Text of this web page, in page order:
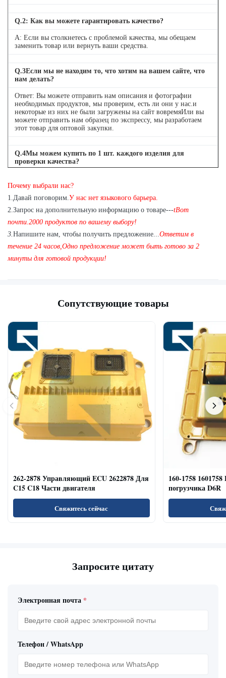
Q.2: Как вы можете гарантировать качество?
A: Если вы столкнетесь с проблемой качества, мы обещаем
заменить товар или вернуть ваши средства.
Q.3Если мы не находим то, что хотим на вашем сайте, что
нам делать?
Ответ: Вы можете отправить нам описания и фотографии
необходимых продуктов, мы проверим, есть ли они у нас.и
некоторые из них не были загружены на сайт вовремяИли вы
можете отправить нам образец по экспрессу, мы разработаем
этот товар для оптовой закупки.
Q.4Мы можем купить по 1 шт. каждого изделия для
проверки качества?
у нас есть товар, который вам нужен на складе
Почему выбрали нас?
1 Давай поговорим. У нас нет языкового барьера.
2. Запрос на дополнительную информацию о товаре---tВот
почти. 2000 продуктов по вашему выбору!
3. Напишите нам, чтобы получить предложение... Ответим в
течение 24 часов Одно предложение может быть готово за 2
минуты для готовой продукции!
Сопутствующие товары
262-2878 Управляющий ECU 2622878 Для
C15 C18 Части двигателя
Свяжитесь сейчас
160-1758
погрузчика D6R
Запросите цитату
Электронная почта *
Телефон / WhatsApp